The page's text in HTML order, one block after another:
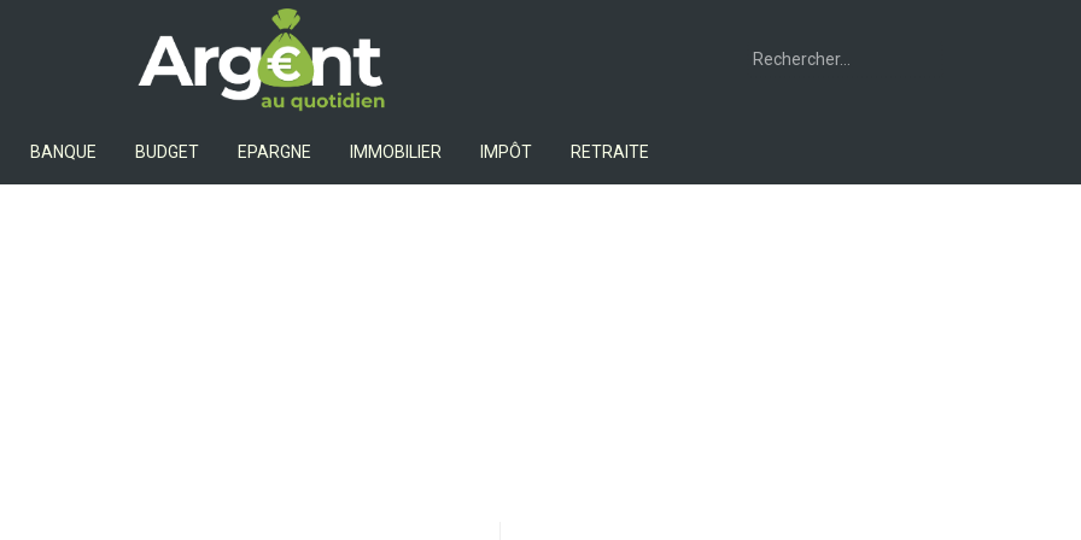
Argent Au Quotidien
Rechercher :
BANQUE BUDGET EPARGNE IMMOBILIER IMPÔT RETRAITE